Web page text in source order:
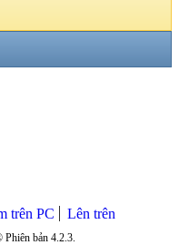
trên PC Lên trên
bản 4.2.3.